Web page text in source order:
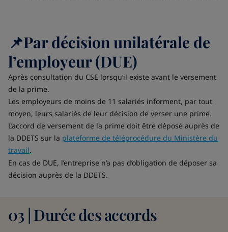
📌Par décision unilatérale de
l’employeur (DUE)
Après consultation du CSE lorsqu’il existe avant le versement
de la prime.
Les employeurs de moins de 11 salariés informent, par tout
moyen, leurs salariés de leur décision de verser une prime.
L’accord de versement de la prime doit être déposé auprès de
la DDETS sur la plateforme de téléprocédure du Ministère du
travail.
En cas de DUE, l’entreprise n’a pas d’obligation de déposer sa
décision auprès de la DDETS.
03 | Durée des accords